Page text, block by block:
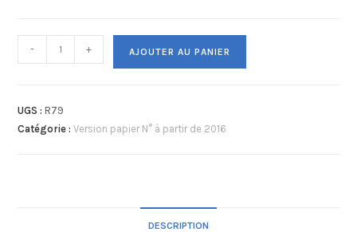
- + AJOUTER AU PANIER
UGS : R79
Catégorie :Version papier N° à partir de 2016
DESCRIPTION